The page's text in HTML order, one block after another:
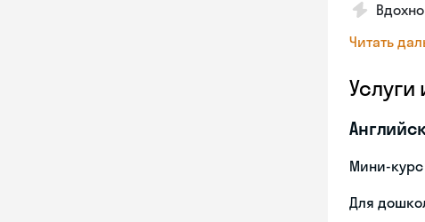
Читать
Мини-
Для